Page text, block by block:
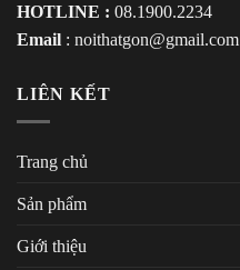
HOTLINE : 08.1900.2234
Email : noithatgon@gmail.com
LIÊN KẾT
Trang chủ
Sản phẩm
Giới thiệu